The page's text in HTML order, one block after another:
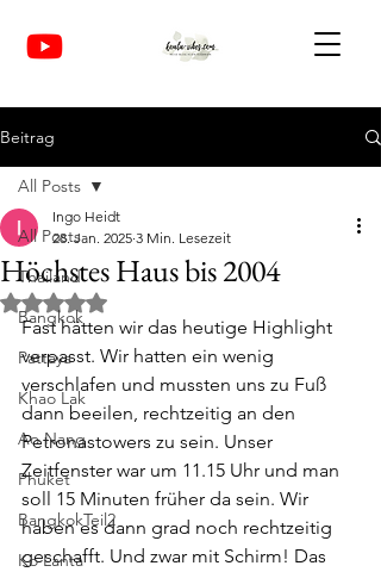
Beitrag
All Posts
Thailand
Bangkok
Pattaya
Khao Lak
Ao Nang
Phuket
BangkokTeil2
Ko Lanta
All Posts
Höchstes Haus bis 2004
Ingo Heidt
28. Jan. 2025 3 Min. Lesezeit
Mit NaN von 5 Sternen bewertet.
Fast hätten wir das heutige Highlight
verpasst. Wir hatten ein wenig
verschlafen und mussten uns zu Fuß
dann beeilen, rechtzeitig an den
Petronastowers zu sein. Unser
Zeitfenster war um 11.15 Uhr und man
soll 15 Minuten früher da sein. Wir
haben es dann grad noch rechtzeitig
geschafft. Und zwar mit Schirm! Das